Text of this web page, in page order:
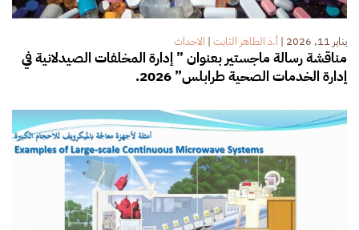
يناير 11, 2026 | أ.ذ الطاهر الثابت | الاحداث
مناقشة رسالة ماجستير بعنوان ” إدارة المخلفات الصيدلانية في
إدارة الخدمات الصحية طرابلس” 2026.